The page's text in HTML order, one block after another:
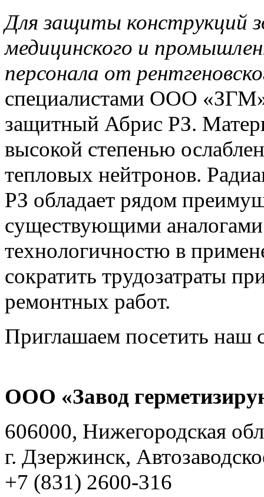
Для защиты конструкций
медицинского и
персонала от
специалистами ООО «ЗГМ»
защитный Абрис РЗ.
высокой степенью
тепловых нейтронов.
РЗ обладает рядом
существующими аналогами
технологичностю в
сократить трудозатраты
ремонтных работ.
Приглашаем посетить наш
ООО «Завод
606000, Нижегородская
г. Дзержинск,
+7 (831) 2600-316